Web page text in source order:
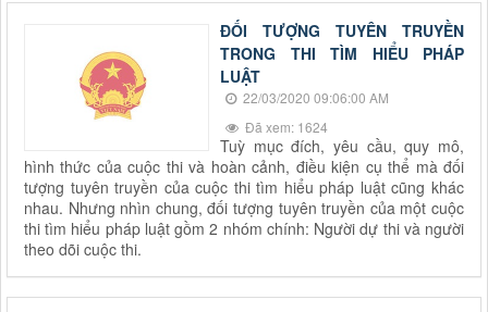
ĐỐI TƯỢNG TUYÊN TRUYỀN
TRONG THI TÌM HIỂU PHÁP
LUẬT
22/03/2020 09:06:00 AM
Đã xem: 1624
Tuỳ mục đích, yêu cầu, quy mô,
hình thức của cuộc thi và hoàn cảnh, điều kiện cụ thể mà đối
tư­ợng tuyên truyền của cuộc thi tìm hiểu pháp luật cũng khác
nhau. Nh­ưng nhìn chung, đối t­ượng tuyên truyền của một cuộc
thi tìm hiểu pháp luật gồm 2 nhóm chính: Ng­ười dự thi và người
theo dõi cuộc thi.